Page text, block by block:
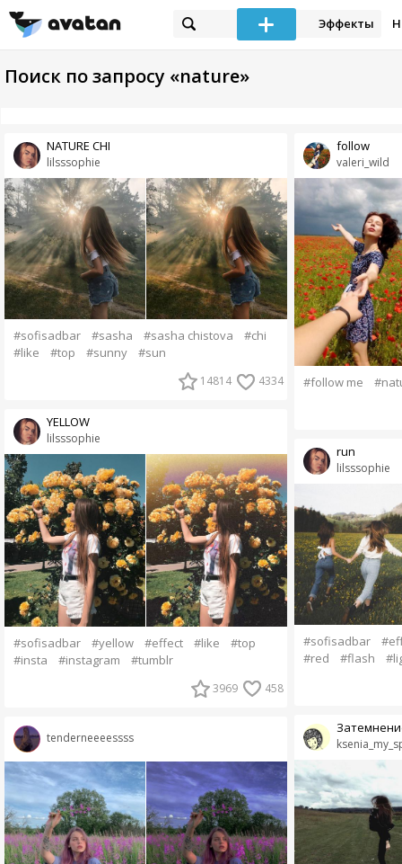
Эффекты
Поиск по запросу «nature»
lilsssophie
NATURE CHI
#sofisadbar #sasha #sasha chistova
#chi
#like
#top #sunny #sun
14814 4334
lilsssophie
YELLOW
#sofisadbar #yellow #effect #like
#top
#insta
#instagram #tumblr
3969 458
tenderneeeessss
valeri_wild
follow
#follow me
lilsssophie
run
#sofisadbar
#red
#flash